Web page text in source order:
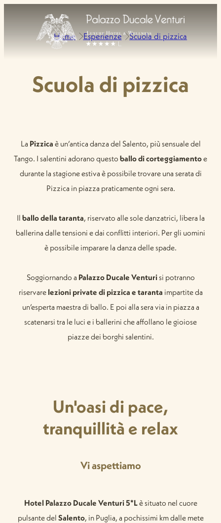
Home Esperienze Scuola di pizzica
Scuola di pizzica
La Pizzica è un’antica danza del Salento, più sensuale del
Tango. I salentini adorano questo ballo di corteggiamentoe
durante la stagione estiva è possibile trovare una serata di
Pizzica in piazza praticamente ogni sera.
Il ballo della taranta, riservato alle sole danzatrici, libera la
ballerina dalle tensioni e dai conflitti interiori. Per gli uomini
è possibile imparare la danza delle spade.
Soggiornando a Palazzo Ducale Venturisi potranno
riservare lezioni private di pizzica e taranta impartite da
un’esperta maestra di ballo. E poi alla sera via in piazza a
scatenarsi tra le luci e i ballerini che affollano le gioiose
piazze dei borghi salentini.
Un'oasi di pace,
tranquillità e relax
Vi aspettiamo
Hotel Palazzo Ducale Venturi 5*Lè situato nel cuore
pulsante del Salento, in Puglia, a pochissimi km dalle mete